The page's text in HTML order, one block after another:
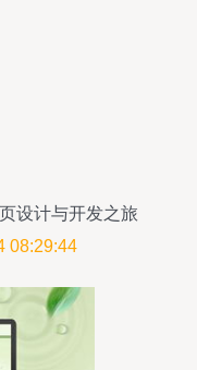
设计与开发之旅
08:29:44